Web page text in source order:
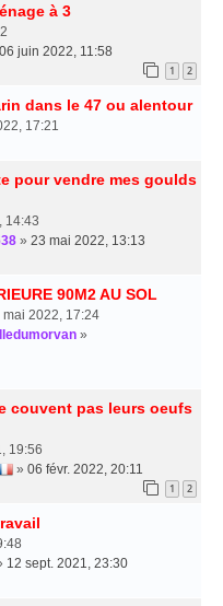
à 3
06 juin 2022, 11:58
1 2
dans le 47 ou alentour
17:21
pour vendre mes goulds
14:43
» 23 mai 2022, 13:13
90M2 AU SOL
mai 2022, 17:24
»
couvent pas leurs oeufs
19:56
» 06 févr. 2022, 20:11
1 2
12 sept. 2021, 23:30